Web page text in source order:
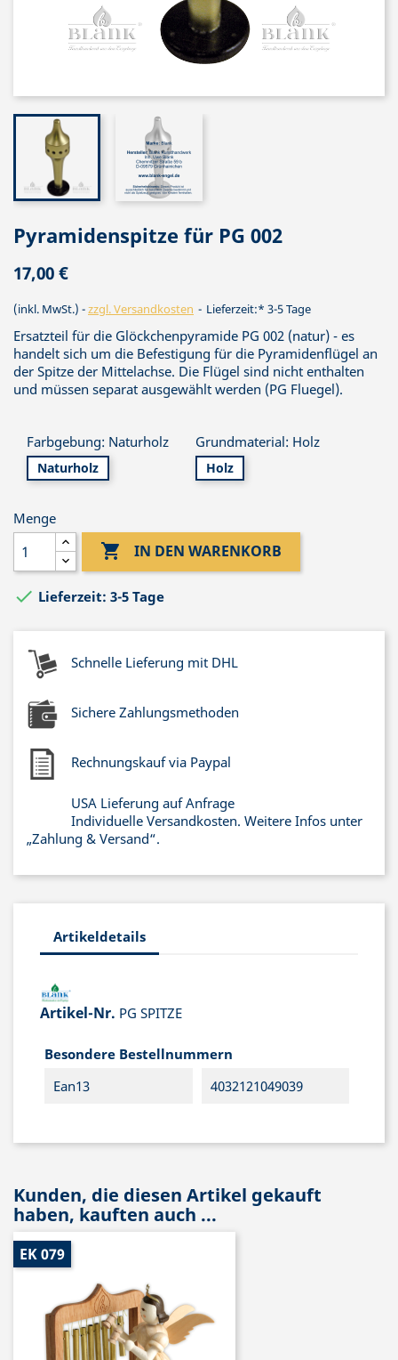
Pyramidenspitze für PG 002
17,00 €
(inkl. MwSt.) zzgl. Versandkosten Lieferzeit:* 3-5 Tage
Ersatzteil für die Glöckchenpyramide PG 002 (natur) - es
handelt sich um die Befestigung für die Pyramidenflügel an
der Spitze der Mittelachse. Die Flügel sind nicht enthalten
und müssen separat ausgewählt werden (PG Fluegel).
Farbgebung: Naturholz
Naturholz
Grundmaterial: Holz
Holz
Menge
 IN DEN WARENKORB
 Lieferzeit: 3-5 Tage
Schnelle Lieferung mit DHL
Sichere Zahlungsmethoden
Rechnungskauf via Paypal
USA Lieferung auf Anfrage
Individuelle Versandkosten. Weitere Infos unter
„Zahlung & Versand“.
Artikeldetails
Artikel-Nr. PG SPITZE
Besondere Bestellnummern
Ean13
4032121049039
Kunden, die diesen Artikel gekauft
haben, kauften auch ...
EK 079